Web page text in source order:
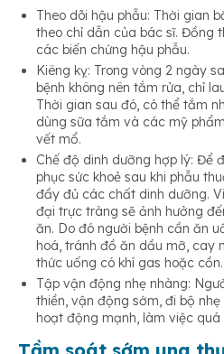
Theo dõi hậu phẫu: Thời gian
theo chỉ dẫn của bác sĩ. Đồng
các biến chứng hậu phẫu.
Kiêng kỵ: Trong vòng 2 ngày
bệnh không nên tắm rửa, chỉ
Thời gian sau đó, có thể tắm
dùng sữa tắm và các mỹ
vết mổ.
Chế độ dinh dưỡng hợp lý: Để
phục sức khoẻ sau khi phẫu
đầy đủ các chất dinh dưỡng.
đại trực tràng sẽ ảnh hưởng
ăn. Do đó người bệnh cần ăn
hoá, tránh đồ ăn dầu mỡ, cay
thức uống có khí gas hoặc cồn.
Tập vận động nhẹ nhàng:
thiền, vận động sớm, đi bộ
hoạt động mạnh, làm việc quá